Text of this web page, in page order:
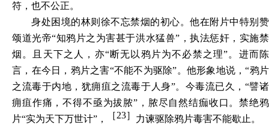
符，也不公正。
身处困境的林则徐不忘禁烟的初心。他在附片中特别赞
颂道光帝“知鸦片之为害甚于洪水猛兽”，执法惩奸，实施禁
烟。且天下之人，亦“断无以鸦片为不必禁之理”。进而陈
言，在今日，鸦片之害“不能不为驱除”。他形象地说，“鸦片
之流毒于内地，犹痈疽之流毒于人身”。今毒流已久，“譬诸
痈疽作痛，不得不亟为拔脓”，脓尽自然结痂收口。禁绝鸦
片“实为天下万世计”， ［23］ 力谏驱除鸦片毒害不能歇止。